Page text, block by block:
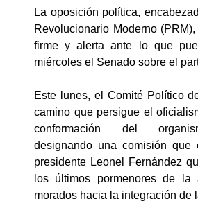
La oposición política,
Revolucionario Moderno
firme y alerta ante lo que
miércoles el Senado sobre el
Este lunes, el Comité Político
camino que persigue el
conformación del
designando una comisión que
presidente Leonel Fernández
los últimos pormenores de la
morados hacia la integración de